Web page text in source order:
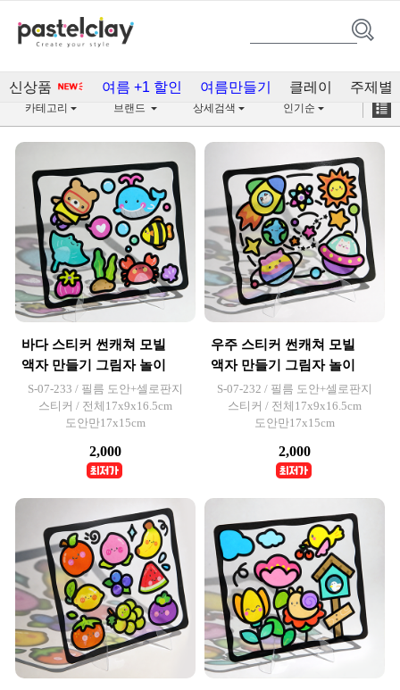
신상품 여름 +1 할인 여름만들기 클레이 주제별
액자/캔버스(329)
카테고리 브랜드 상세검색 인기순
바다 스티커 썬캐쳐 모빌
액자 만들기 그림자 놀이
S-07-233 / 필름 도안+셀로판지
스티커 / 전체17x9x16.5cm
도안만17x15cm
2,000
우주 스티커 썬캐쳐 모빌
액자 만들기 그림자 놀이
S-07-232 / 필름 도안+셀로판지
스티커 / 전체17x9x16.5cm
도안만17x15cm
2,000